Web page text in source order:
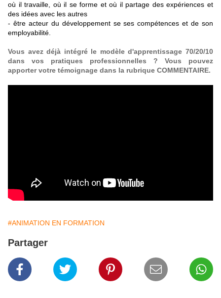
où il travaille, où il se forme et où il partage des expériences et
des idées avec les autres
- être acteur du développement se ses compétences et de son
employabilité.
Vous avez déjà intégré le modèle d'apprentissage 70/20/10
dans vos pratiques professionnelles ? Vous pouvez
apporter votre témoignage dans la rubrique COMMENTAIRE.
#ANIMATION EN FORMATION
Partager